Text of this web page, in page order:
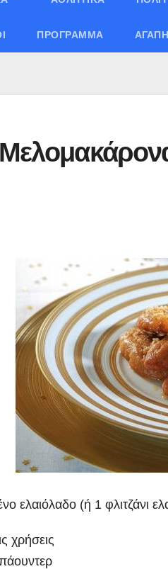
ΠΡΌΓΡΑΜΜΑ
ελαιόλαδο (ή 1 φλιτζάνι
χρήσεις